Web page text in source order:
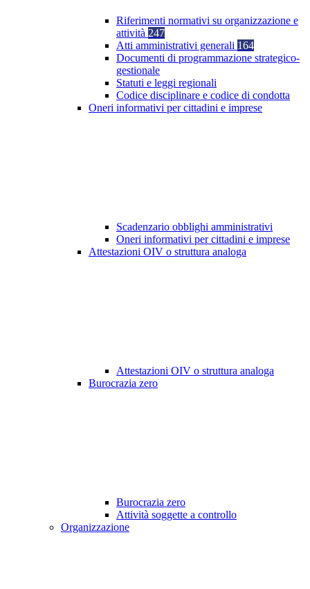
Riferimenti normativi su organizzazione e
attività 247
Atti amministrativi generali 164
Documenti di programmazione strategico-
gestionale
Statuti e leggi regionali
Codice disciplinare e codice di condotta
Oneri informativi per cittadini e imprese
Scadenzario obblighi amministrativi
Oneri informativi per cittadini e imprese
Attestazioni OIV o struttura analoga
Attestazioni OIV o struttura analoga
Burocrazia zero
Burocrazia zero
Attività soggette a controllo
Organizzazione